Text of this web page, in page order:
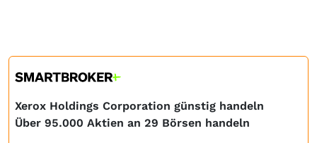
Xerox Holdings Corporation günstig handeln
Über 95.000 Aktien an 29 Börsen handeln